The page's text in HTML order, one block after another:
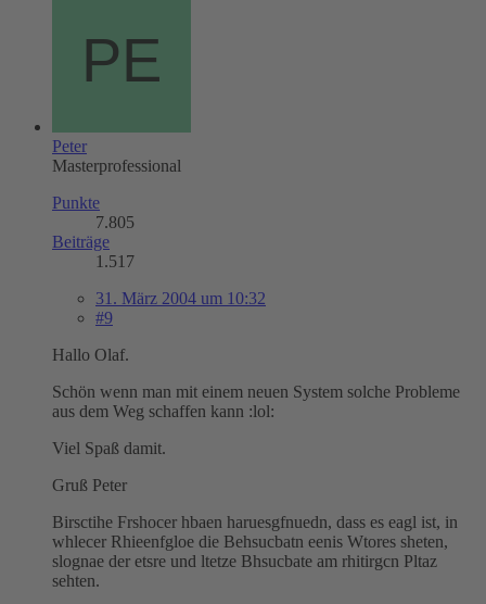
Peter
Masterprofessional
Punkte
7.805
Beiträge
1.517
31. März 2004 um 10:32
#9
Hallo Olaf.
Schön wenn man mit einem neuen System solche Probleme
aus dem Weg schaffen kann :lol:
Viel Spaß damit.
Gruß Peter
Birsctihe Frshocer hbaen haruesgfnuedn, dass es eagl ist, in
whlecer Rhieenfgloe die Behsucbatn eenis Wtores sheten,
slognae der etsre und ltetze Bhsucbate am rhitirgcn Pltaz
sehten.